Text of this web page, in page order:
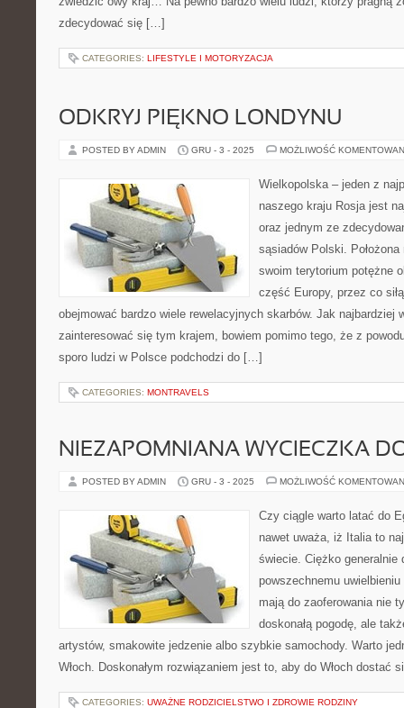
zdecydować się […]
CATEGORIES: LIFESTYLE I MOTORYZACJA
ODKRYJ PIĘKNO LONDYNU
POSTED BY ADMIN GRU - 3 - 2025 MOŻLIWOŚĆ
Wielkopolska – jeden z
naszego kraju Rosja jest
oraz jednym ze
sąsiadów Polski.
swoim terytorium potężne
część Europy, przez co
obejmować bardzo wiele rewelacyjnych skarbów. Jak najbardziej
zainteresować się tym krajem, bowiem pomimo tego, że z
sporo ludzi w Polsce podchodzi do […]
CATEGORIES: MONTRAVELS
NIEZAPOMNIANA WYCIECZKA
POSTED BY ADMIN GRU - 3 - 2025 MOŻLIWOŚĆ
Czy ciągle warto latać do
nawet uważa, iż Italia to
świecie. Ciężko generalnie
powszechnemu uwielbieniu
mają do zaoferowania nie
doskonałą pogodę, ale
artystów, smakowite jedzenie albo szybkie samochody. Warto
Włoch. Doskonałym rozwiązaniem jest to, aby do Włoch
CATEGORIES: UWAŻNE RODZICIELSTWO I ZDROWIE RODZINY